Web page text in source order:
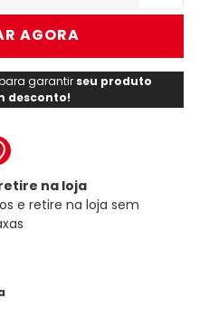
AGORA
garantir seu produto
desconto!
na loja
e retire na loja sem